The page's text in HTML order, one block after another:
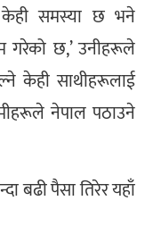
केही समस्या छ भने
गरेको छ,’ उनीहरूले
केही साथीहरूलाई
नेपाल पठाउने
बढी पैसा तिरेर यहाँ